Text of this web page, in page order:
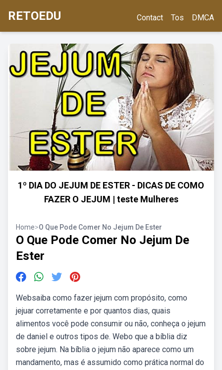
RETOEDU Contact Tos DMCA
1º DIA DO JEJUM DE ESTER - DICAS DE COMO
FAZER O JEJUM | teste Mulheres
Home>O Que Pode Comer No Jejum De Ester
O Que Pode Comer No Jejum De
Ester
Websaiba como fazer jejum com propósito, como
jejuar corretamente e por quantos dias, quais
alimentos você pode consumir ou não, conheça o jejum
de daniel e outros tipos de. Webo que a bíblia diz
sobre jejum. Na bíblia o jejum não aparece como um
mandamento, mas é assumido como prática normal do